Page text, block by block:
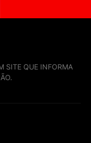
SITE QUE INFORMA